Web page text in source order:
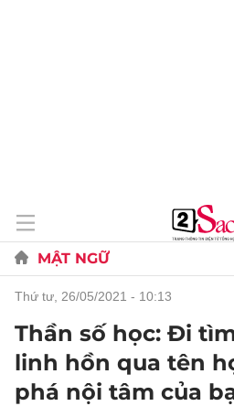
MẬT NGỮ
thứ tư, 26/05/2021 - 10:13
Thần số học: Đi
linh hồn qua tên
phá nội tâm của